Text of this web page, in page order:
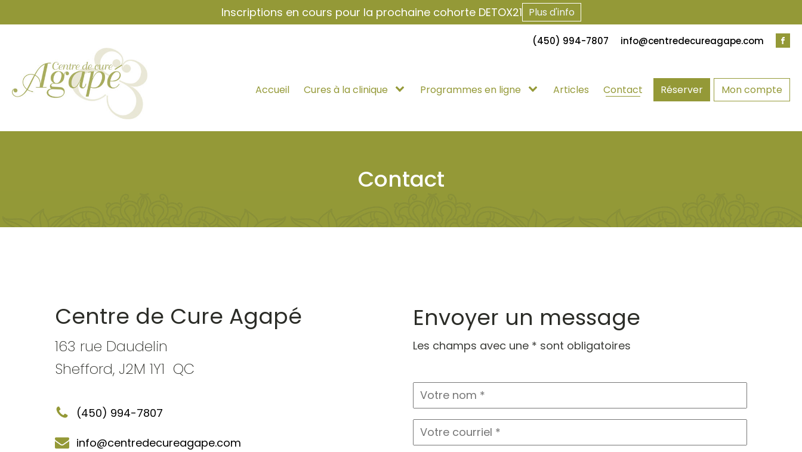
Inscriptions en cours pour la prochaine cohorte DETOX21 Plus d'info
(450) 994-7807 info@centredecureagape.com
Accueil Cures à la clinique Programmes en ligne Articles Contact Réserver Mon compte
Contact
Centre de Cure Agapé
163 rue Daudelin
Shefford, J2M 1Y1 QC
(450) 994-7807
info@centredecureagape.com
Envoyer un message
Les champs avec une * sont obligatoires